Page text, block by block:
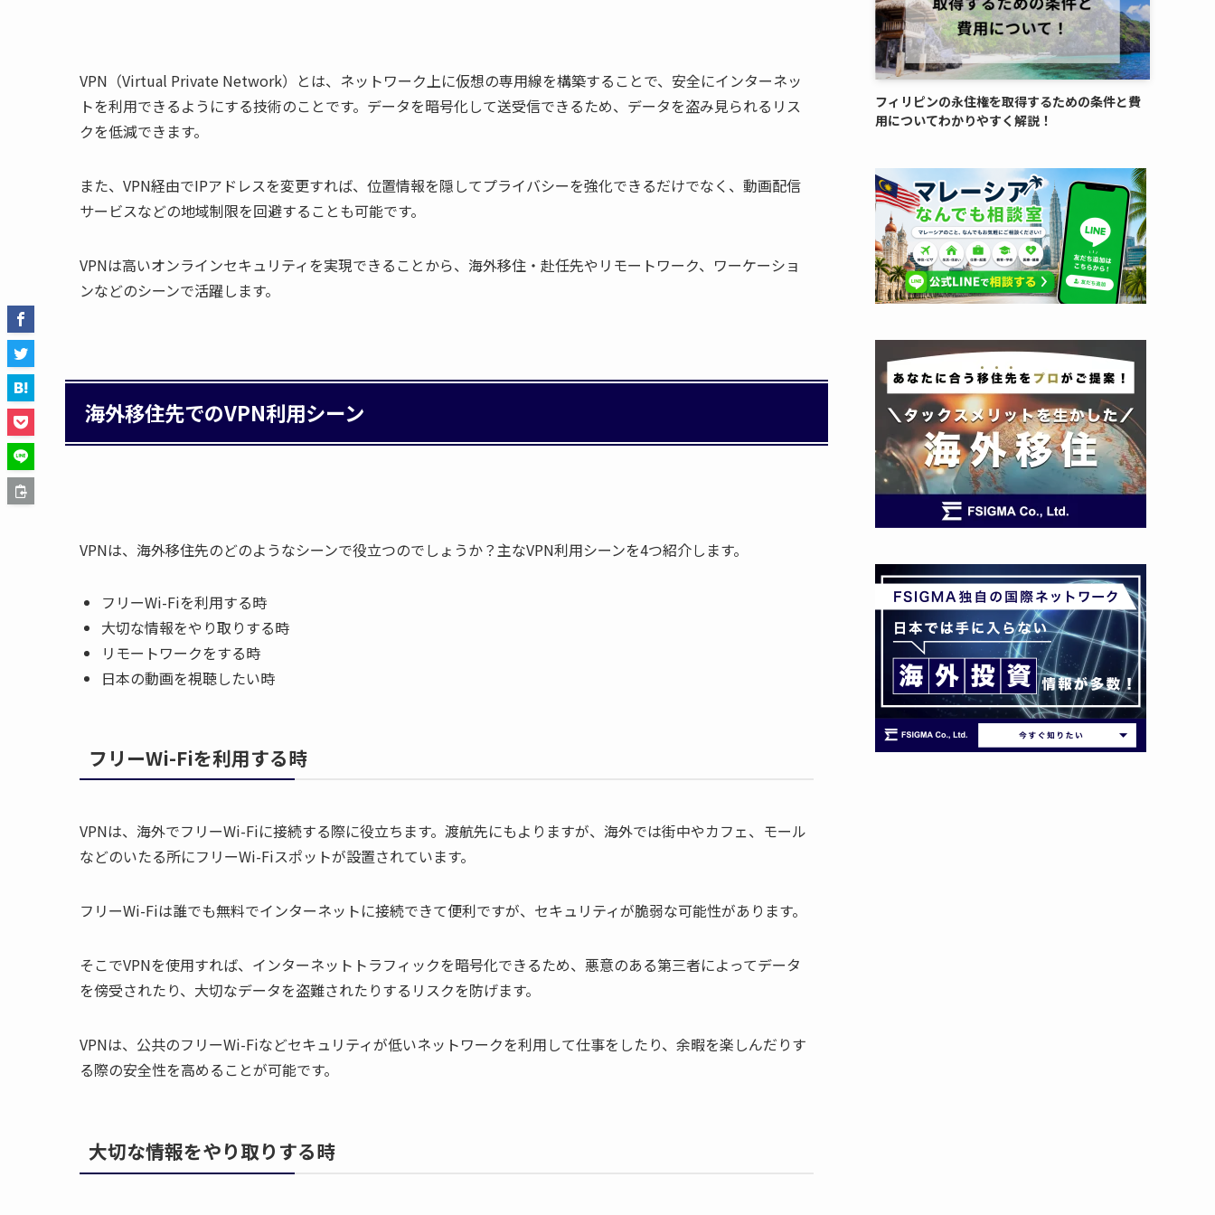
VPN（Virtual Private Network）とは、ネットワーク上に仮想の専用線を構築することで、安全にインターネッ
トを利用できるようにする技術のことです。データを暗号化して送受信できるため、データを盗み見られるリス
クを低減できます。
また、VPN経由でIPアドレスを変更すれば、位置情報を隠してプライバシーを強化できるだけでなく、動画配信
サービスなどの地域制限を回避することも可能です。
VPNは高いオンラインセキュリティを実現できることから、海外移住・赴任先やリモートワーク、ワーケーショ
ンなどのシーンで活躍します。
海外移住先でのVPN利用シーン
VPNは、海外移住先のどのようなシーンで役立つのでしょうか？主なVPN利用シーンを4つ紹介します。
フリーWi-Fiを利用する時
大切な情報をやり取りする時
リモートワークをする時
日本の動画を視聴したい時
フリーWi-Fiを利用する時
VPNは、海外でフリーWi-Fiに接続する際に役立ちます。渡航先にもよりますが、海外では街中やカフェ、モール
などのいたる所にフリーWi-Fiスポットが設置されています。
フリーWi-Fiは誰でも無料でインターネットに接続できて便利ですが、セキュリティが脆弱な可能性があります。
そこでVPNを使用すれば、インターネットトラフィックを暗号化できるため、悪意のある第三者によってデータ
を傍受されたり、大切なデータを盗難されたりするリスクを防げます。
VPNは、公共のフリーWi-Fiなどセキュリティが低いネットワークを利用して仕事をしたり、余暇を楽しんだりす
る際の安全性を高めることが可能です。
大切な情報をやり取りする時
フィリピンの永住権を取得するための条件と費
用についてわかりやすく解説！